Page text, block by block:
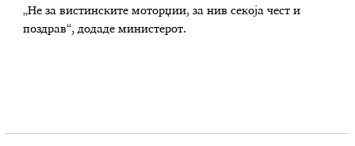
„Не за вистинските моторџии, за нив секоја чест и
поздрав“, додаде министерот.